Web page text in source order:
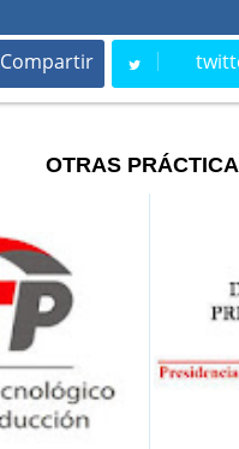
Compartir
Compartir Tweet
OTRAS